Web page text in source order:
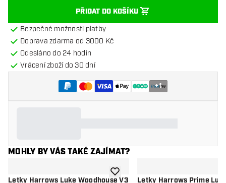
PŘIDAT DO KOŠÍKU
Bezpečné možnosti platby
Doprava zdarma od 3000 Kč
Odesláno do 24 hodin
Vrácení zboží do 30 dní
+1
MOHLY BY VÁS TAKÉ ZAJÍMAT?
Letky Harrows Luke Woodhouse V3Přidat do seznamu přání
Letky Harrows Prime